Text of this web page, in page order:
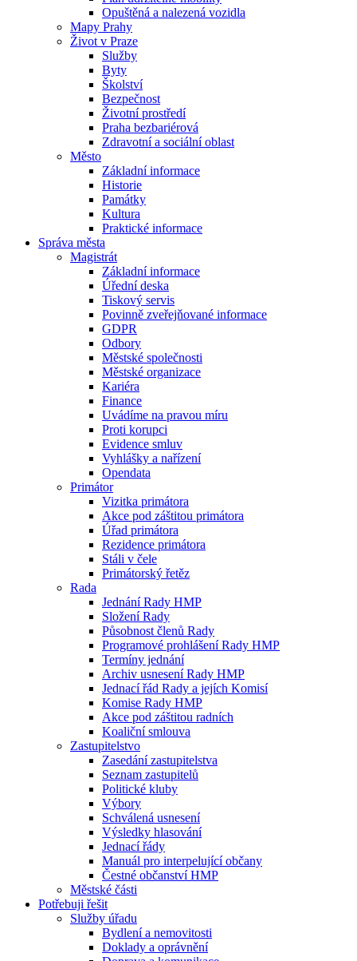
Opuštěná a nalezená vozidla
Mapy Prahy
Život v Praze
Služby
Byty
Školství
Bezpečnost
Životní prostředí
Praha bezbariérová
Zdravotní a sociální oblast
Město
Základní informace
Historie
Památky
Kultura
Praktické informace
Správa města
Magistrát
Základní informace
Úřední deska
Tiskový servis
Povinně zveřejňované informace
GDPR
Odbory
Městské společnosti
Městské organizace
Kariéra
Finance
Uvádíme na pravou míru
Proti korupci
Evidence smluv
Vyhlášky a nařízení
Opendata
Primátor
Vizitka primátora
Akce pod záštitou primátora
Úřad primátora
Rezidence primátora
Stáli v čele
Primátorský řetěz
Rada
Jednání Rady HMP
Složení Rady
Působnost členů Rady
Programové prohlášení Rady HMP
Termíny jednání
Archiv usnesení Rady HMP
Jednací řád Rady a jejích Komisí
Komise Rady HMP
Akce pod záštitou radních
Koaliční smlouva
Zastupitelstvo
Zasedání zastupitelstva
Seznam zastupitelů
Politické kluby
Výbory
Schválená usnesení
Výsledky hlasování
Jednací řády
Manuál pro interpelující občany
Čestné občanství HMP
Městské části
Potřebuji řešit
Služby úřadu
Bydlení a nemovitosti
Doklady a oprávnění